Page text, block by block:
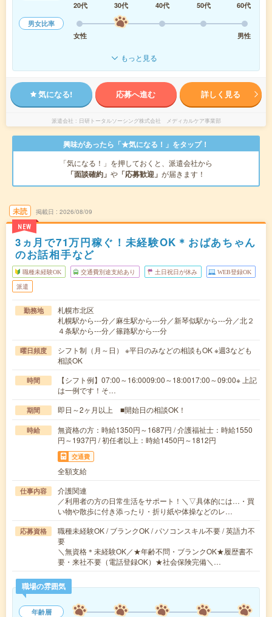
20代
30代 40代 50代
60代
男女比率
女性
男性
もっと見る
気になる! 応募へ進む 詳しく見る
派遣会社 日研トータルソーシング株式会社 メディカルケア事業部
興味があったら「★気になる！」をタップ！
「気になる！」を押しておくと、派遣会社から
「面談確約」 や 「応募歓迎」 が届きます！
未読
NEW
掲載日 2026/08/09
3ヵ月で71万円稼ぐ！未経験OK＊おばあちゃん
のお話相手など
職種未経験OK 交通費別途支給あり 土日祝日が休み WEB登録OK
派遣
勤務地
札幌市北区
札幌駅から---分／麻生駅から---分／新琴似駅から---分／北２
４条駅から---分／篠路駅から---分
曜日頻度
シフト制（月～日） ※平日のみなどの相談もOK ※週3なども
相談OK
時間
【シフト例】07:00～16:0009:00～18:0017:00～09:00※ 上記
は一例です！そ…
期間 即日～2ヶ月以上 ■開始日の相談OK！
時給
無資格の方：時給1350円～1687円 / 介護福祉士：時給1550
円～1937円 / 初任者以上：時給1450円～1812円
交通費
全額支給
仕事内容
介護関連
／利用者の方の日常生活をサポート！＼▽具体的には…・買
い物や散歩に付き添ったり・折り紙や体操などのレ…
応募資格
職種未経験OK / ブランクOK / パソコンスキル不要 / 英語力不
要
＼無資格＊未経験OK／★年齢不問・ブランクOK★履歴書不
要・来社不要（電話登録OK）★社会保険完備＼…
職場の雰囲気
年齢層